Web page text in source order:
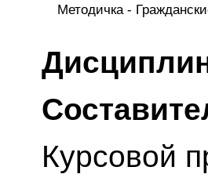
Методичка -
Курсовой